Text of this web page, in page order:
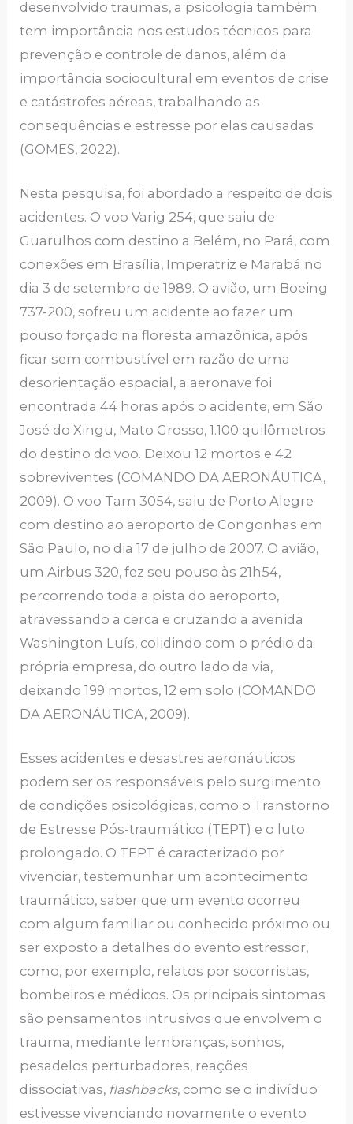
desenvolvido traumas, a psicologia também
tem importância nos estudos técnicos para
prevenção e controle de danos, além da
importância sociocultural em eventos de crise
e catástrofes aéreas, trabalhando as
consequências e estresse por elas causadas
(GOMES, 2022).
Nesta pesquisa, foi abordado a respeito de dois
acidentes. O voo Varig 254, que saiu de
Guarulhos com destino a Belém, no Pará, com
conexões em Brasília, Imperatriz e Marabá no
dia 3 de setembro de 1989. O avião, um Boeing
737-200, sofreu um acidente ao fazer um
pouso forçado na floresta amazônica, após
ficar sem combustível em razão de uma
desorientação espacial, a aeronave foi
encontrada 44 horas após o acidente, em São
José do Xingu, Mato Grosso, 1.100 quilômetros
do destino do voo. Deixou 12 mortos e 42
sobreviventes (COMANDO DA AERONÁUTICA,
2009). O voo Tam 3054, saiu de Porto Alegre
com destino ao aeroporto de Congonhas em
São Paulo, no dia 17 de julho de 2007. O avião,
um Airbus 320, fez seu pouso às 21h54,
percorrendo toda a pista do aeroporto,
atravessando a cerca e cruzando a avenida
Washington Luís, colidindo com o prédio da
própria empresa, do outro lado da via,
deixando 199 mortos, 12 em solo (COMANDO
DA AERONÁUTICA, 2009).
Esses acidentes e desastres aeronáuticos
podem ser os responsáveis pelo surgimento
de condições psicológicas, como o Transtorno
de Estresse Pós-traumático (TEPT) e o luto
prolongado. O TEPT é caracterizado por
vivenciar, testemunhar um acontecimento
traumático, saber que um evento ocorreu
com algum familiar ou conhecido próximo ou
ser exposto a detalhes do evento estressor,
como, por exemplo, relatos por socorristas,
bombeiros e médicos. Os principais sintomas
são pensamentos intrusivos que envolvem o
trauma, mediante lembranças, sonhos,
pesadelos perturbadores, reações
dissociativas, flashbacks, como se o indivíduo
estivesse vivenciando novamente o evento